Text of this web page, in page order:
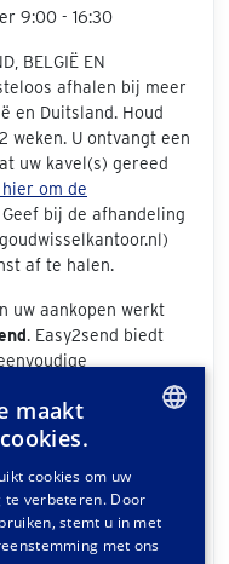
9:00 - 16:30
BELGIË EN
afhalen bij meer
en Duitsland. Houd
weken. U ontvangt een
uw kavel(s) gereed
om de
Geef bij de afhandeling
af te halen.
uw aankopen werkt
. Easy2send biedt
van exclusieve
De prijs die
grootte van uw
de afhandeling van
als
offerte. Ook
een offerte
GERMAN
FRENCH
maakt
cookies om uw
verbeteren. Door
stemt u in met
met ons